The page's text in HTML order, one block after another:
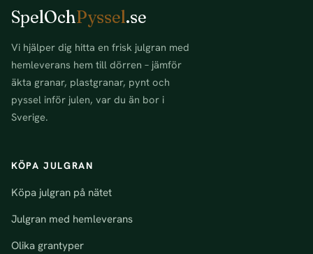
SpelOchPyssel.se
Vi hjälper dig hitta en frisk julgran med
hemleverans hem till dörren – jämför
äkta granar, plastgranar, pynt och
pyssel inför julen, var du än bor i
Sverige.
KÖPA JULGRAN
Köpa julgran på nätet
Julgran med hemleverans
Olika grantyper